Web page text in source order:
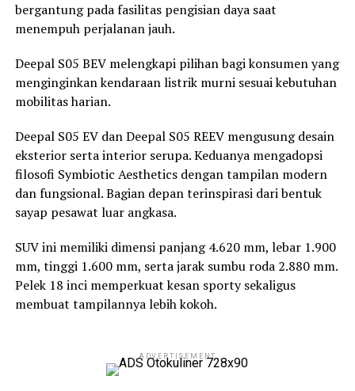
bergantung pada fasilitas pengisian daya saat
menempuh perjalanan jauh.
Deepal S05 BEV melengkapi pilihan bagi konsumen yang
menginginkan kendaraan listrik murni sesuai kebutuhan
mobilitas harian.
Deepal S05 EV dan Deepal S05 REEV mengusung desain
eksterior serta interior serupa. Keduanya mengadopsi
filosofi Symbiotic Aesthetics dengan tampilan modern
dan fungsional. Bagian depan terinspirasi dari bentuk
sayap pesawat luar angkasa.
SUV ini memiliki dimensi panjang 4.620 mm, lebar 1.900
mm, tinggi 1.600 mm, serta jarak sumbu roda 2.880 mm.
Pelek 18 inci memperkuat kesan sporty sekaligus
membuat tampilannya lebih kokoh.
ADVERTISEMENT